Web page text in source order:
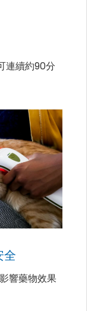
連續約90分
全
響藥物效果